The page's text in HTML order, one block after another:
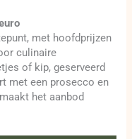
met hoofdprijzen
culinaire
of kip, geserveerd
met een prosecco en
het aanbod